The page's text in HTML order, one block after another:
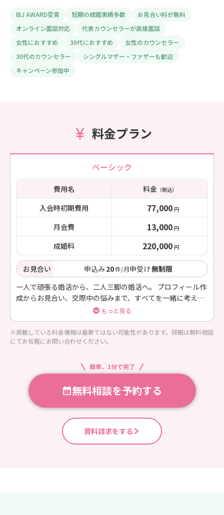
IBJ AWARD受賞 短期の成婚実績多数
お見合い料が無料
オンライン面談対応
代表カウンセラーが直接面談
女性におすすめ
30代におすすめ
女性のカウンセラー
30代のカウンセラー
シングルマザー・ファザーも歓迎
キャンペーン参加中
料金プラン
ベーシック
費用名 料金（税込）
入会時初期費用 77,000 円
月会費 13,000 円
成婚料 220,000 円
お見合い 申込み20件/月申受け無制限
一人で頑張る婚活から、二人三脚の婚活へ。 プロフィール作
成からお見合い、交際中の悩みまで、すべてを一緒に考えな
がら進めていきます。 ただ出会うだけでなく“選ばれる自
分”になるためのサポートを大切にし
もっと見る
※掲載している料金情報は最新ではない可能性があります。詳細は無料相談
にてお気軽にお問い合わせください。
簡単、1分で完了
無料相談を予約する
資料請求をする